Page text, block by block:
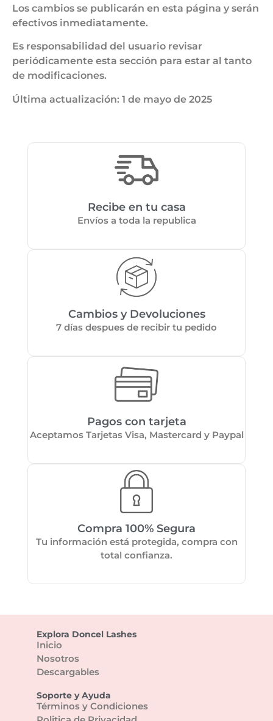
Los cambios se publicarán en esta página y serán
efectivos inmediatamente.
Es responsabilidad del usuario revisar
periódicamente esta sección para estar al tanto
de modificaciones.
Última actualización: 1 de mayo de 2025
Recibe en tu casa
Envíos a toda la republica
Cambios y Devoluciones
7 días despues de recibir tu pedido
Pagos con tarjeta
Aceptamos Tarjetas Visa, Mastercard y Paypal
Compra 100% Segura
Tu información está protegida, compra con
total confianza.
Explora Doncel Lashes
Inicio
Nosotros
Descargables
Soporte y Ayuda
Términos y Condiciones